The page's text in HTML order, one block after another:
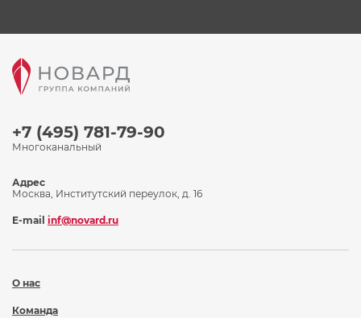
+7 (495) 781-79-90
Многоканальный
О нас
Команда
Адрес
Москва, Институтский переулок, д. 16
E-mail inf@novard.ru